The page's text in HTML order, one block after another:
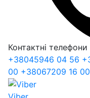
Контактні телефони
+38045946 04 56
00 +38067209 16 00